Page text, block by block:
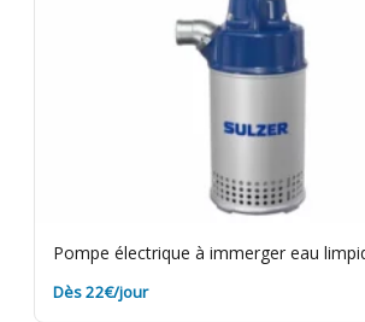
Pompe électrique à immerger eau
Dès 22€/jour